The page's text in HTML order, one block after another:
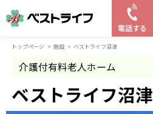
電話する
トップページ 施設 ベストライフ沼津
介護付有料老人ホーム
ベストライフ沼津